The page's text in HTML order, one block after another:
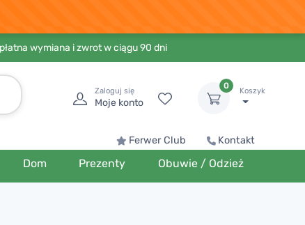
wymiana i zwrot w ciągu 90 dni
Zaloguj się
Moje konto
0
Koszyk
Ferwer Club Kontakt
Dom Prezenty Obuwie / Odzież